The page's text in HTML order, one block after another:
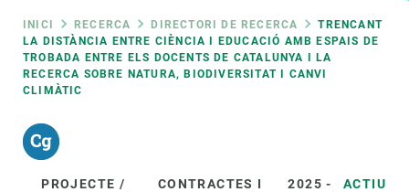
Fil
d'ariadna
INICI RECERCA DIRECTORI DE RECERCA
TRENCANT
LA DISTÀNCIA ENTRE CIÈNCIA I EDUCACIÓ AMB ESPAIS DE
TROBADA ENTRE ELS DOCENTS DE CATALUNYA I LA
RECERCA SOBRE NATURA, BIODIVERSITAT I CANVI
CLIMÀTIC
PROJECTE /
CONTRACTES I
2025 -
ACTIU
RRSS
Featured
responsive
INTRANET
Responsive